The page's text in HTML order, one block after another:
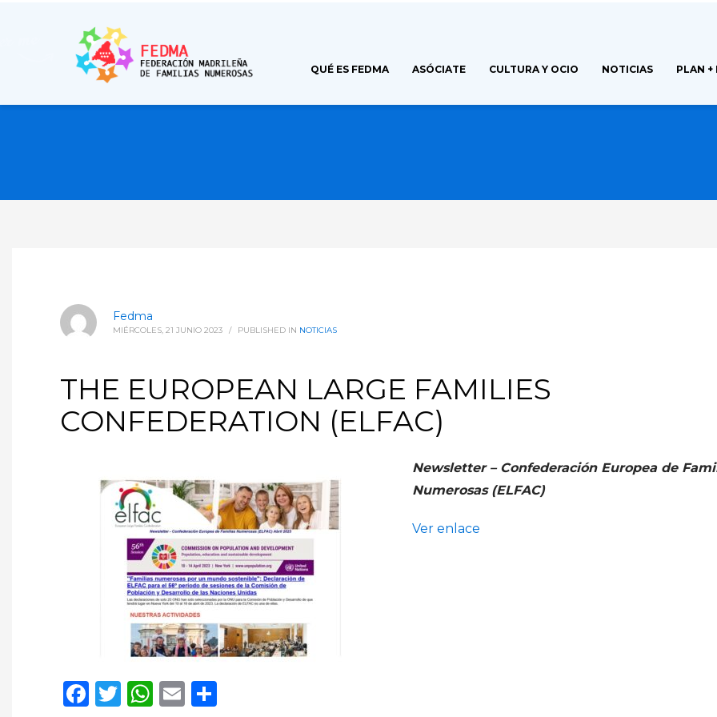
QUÉ ES FEDMA ASÓCIATE CULTURA Y OCIO NOTICIAS PLAN +
Fedma
MIÉRCOLES, 21 JUNIO 2023 / PUBLISHED IN NOTICIAS
THE EUROPEAN LARGE FAMILIES
CONFEDERATION (ELFAC)
Newsletter – Confederación Europea de
Numerosas (ELFAC)
Ver enlace
Facebook
Twitter
WhatsApp
Email